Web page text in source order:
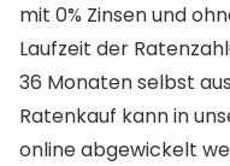
mit 0% Zinsen und
Laufzeit der
36 Monaten selbst
Ratenkauf kann in
online abgewickelt